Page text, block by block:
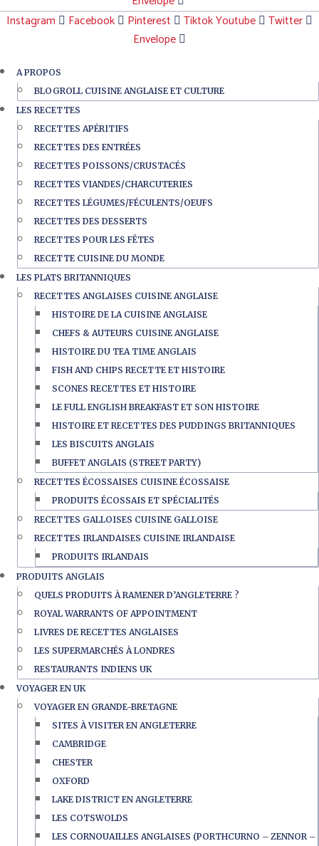
Instagram
Facebook Pinterest TiktokYoutube
Twitter
Envelope
A PROPOS
BLOGROLL CUISINE ANGLAISE ET CULTURE
LES RECETTES
RECETTES APÉRITIFS
RECETTES DES ENTRÉES
RECETTES POISSONS/CRUSTACÉS
RECETTES VIANDES/CHARCUTERIES
RECETTES LÉGUMES/FÉCULENTS/OEUFS
RECETTES DES DESSERTS
RECETTES POUR LES FÊTES
RECETTE CUISINE DU MONDE
LES PLATS BRITANNIQUES
RECETTES ANGLAISES CUISINE ANGLAISE
HISTOIRE DE LA CUISINE ANGLAISE
CHEFS & AUTEURS CUISINE ANGLAISE
HISTOIRE DU TEA TIME ANGLAIS
FISH AND CHIPS RECETTE ET HISTOIRE
SCONES RECETTES ET HISTOIRE
LE FULL ENGLISH BREAKFAST ET SON HISTOIRE
HISTOIRE ET RECETTES DES PUDDINGS BRITANNIQUES
LES BISCUITS ANGLAIS
BUFFET ANGLAIS (STREET PARTY)
RECETTES ÉCOSSAISES CUISINE ÉCOSSAISE
PRODUITS ÉCOSSAIS ET SPÉCIALITÉS
RECETTES GALLOISES CUISINE GALLOISE
RECETTES IRLANDAISES CUISINE IRLANDAISE
PRODUITS IRLANDAIS
PRODUITS ANGLAIS
QUELS PRODUITS À RAMENER D’ANGLETERRE ?
ROYAL WARRANTS OF APPOINTMENT
LIVRES DE RECETTES ANGLAISES
LES SUPERMARCHÉS À LONDRES
RESTAURANTS INDIENS UK
VOYAGER EN UK
VOYAGER EN GRANDE-BRETAGNE
SITES À VISITER EN ANGLETERRE
CAMBRIDGE
CHESTER
OXFORD
LAKE DISTRICT EN ANGLETERRE
LES COTSWOLDS
LES CORNOUAILLES ANGLAISES (PORTHCURNO – ZENNOR –